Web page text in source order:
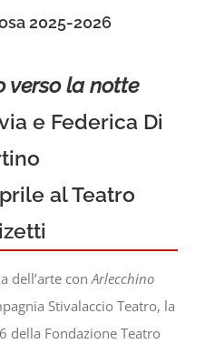
2025-2026
verso la notte
e Federica Di
al Teatro
dell’arte conArlecchino
Stivalaccio Teatro, la
della Fondazione Teatro